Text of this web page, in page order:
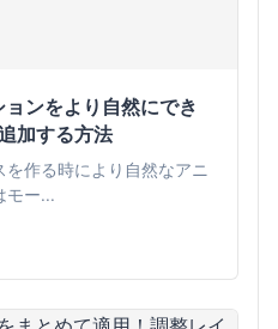
ンをより自然にでき
加する方法
作る時により自然なアニ
モー...